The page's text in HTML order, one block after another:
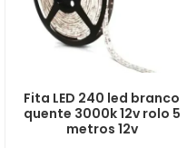
Fita LED 240 led branco
quente 3000k 12v rolo 5
metros 12v